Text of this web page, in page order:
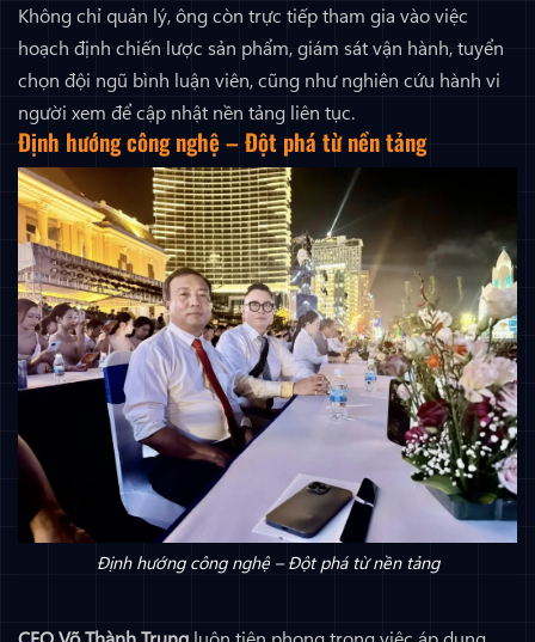
Không chỉ quản lý, ông còn trực tiếp tham gia vào việc
hoạch định chiến lược sản phẩm, giám sát vận hành, tuyển
chọn đội ngũ bình luận viên, cũng như nghiên cứu hành vi
người xem để cập nhật nền tảng liên tục.
Định hướng công nghệ – Đột phá từ nền tảng
Định hướng công nghệ – Đột phá từ nền tảng